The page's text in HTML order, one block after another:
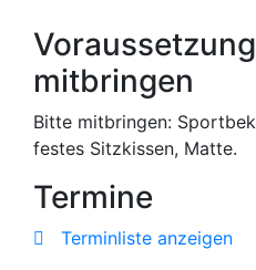
mitbringen
Bitte mitbringen:
festes Sitzkissen, Matte.
Termine
Terminliste anzeigen